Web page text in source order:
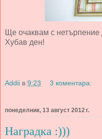
Ще очаквам с
Хубав ден!
Addii в 9:23 3 коментара:
понеделник, 13 август 2012 г.
Наградка :)))